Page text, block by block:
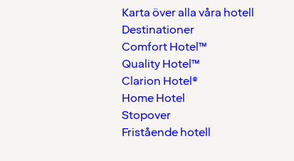
Karta över alla våra hotell
Destinationer
Comfort Hotel™
Quality Hotel™
Clarion Hotel®
Home Hotel
Stopover
Fristående hotell